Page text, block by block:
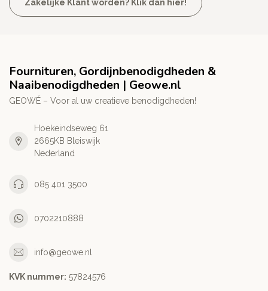
Zakelijke Klant worden? Klik dan hier!
Fournituren, Gordijnbenodigdheden &
Naaibenodigdheden | Geowe.nl
GEOWÉ – Voor al uw creatieve benodigdheden!
Hoekeindseweg 61
2665KB Bleiswijk
Nederland
085 401 3500
0702210888
info@geowe.nl
KVK nummer: ‭57824576‬